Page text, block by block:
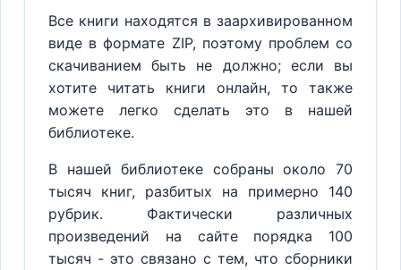
Все книги находятся в заархивированном
виде в формате ZIP, поэтому проблем со
скачиванием быть не должно; если вы
хотите читать книги онлайн, то также
можете легко сделать это в нашей
библиотеке.
В нашей библиотеке собраны около 70
тысяч книг, разбитых на примерно 140
рубрик. Фактически различных
произведений на сайте порядка 100
тысяч - это связано с тем, что сборники